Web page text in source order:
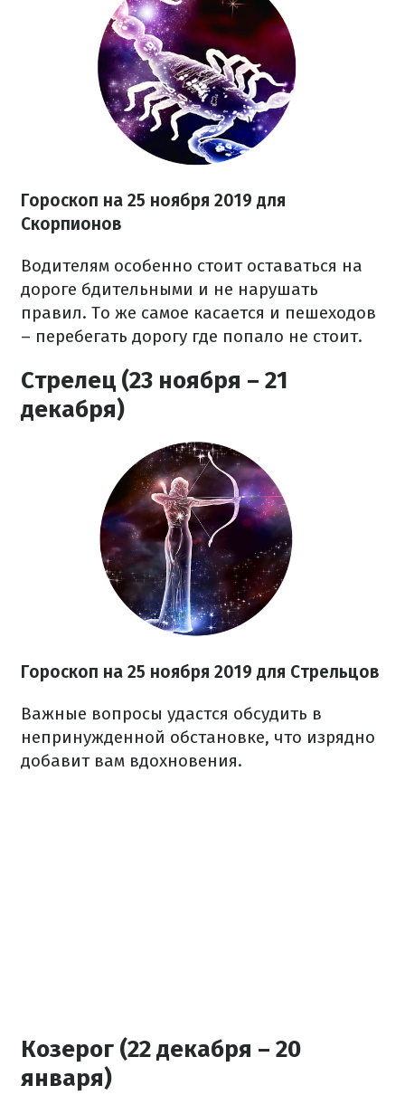
Гороскоп на 25 ноября 2019 для
Скорпионов
Водителям особенно стоит оставаться на
дороге бдительными и не нарушать
правил. То же самое касается и пешеходов
– перебегать дорогу где попало не стоит.
Стрелец (23 ноября – 21
декабря)
Гороскоп на 25 ноября 2019 для Стрельцов
Важные вопросы удастся обсудить в
непринужденной обстановке, что изрядно
добавит вам вдохновения.
Козерог (22 декабря – 20
января)